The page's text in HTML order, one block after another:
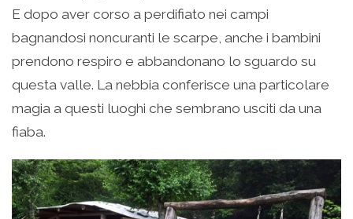
E dopo aver corso a perdifiato nei campi
bagnandosi noncuranti le scarpe, anche i bambini
prendono respiro e abbandonano lo sguardo su
questa valle. La nebbia conferisce una particolare
magia a questi luoghi che sembrano usciti da una
fiaba.